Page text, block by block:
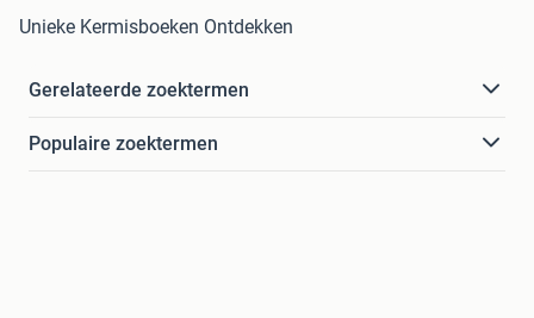
Unieke Kermisboeken Ontdekken
Gerelateerde zoektermen
Populaire zoektermen